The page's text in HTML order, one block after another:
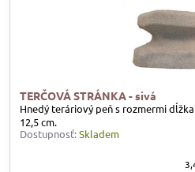
TERČOVÁ STRÁNKA - sivá
Hnedý teráriový peň s rozmermi
12,5 cm.
Dostupnosť:Skladem